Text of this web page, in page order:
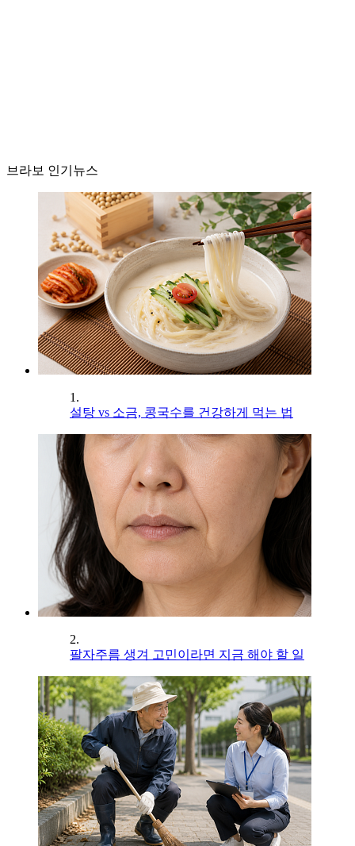
브라보 인기뉴스
1.
설탕 vs 소금, 콩국수를 건강하게 먹는 법
2.
팔자주름 생겨 고민이라면 지금 해야 할 일